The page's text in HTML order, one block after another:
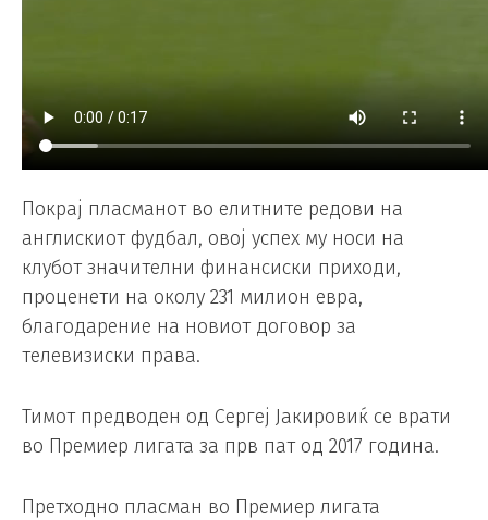
Покрај пласманот во елитните редови на
англискиот фудбал, овој успех му носи на
клубот значителни финансиски приходи,
проценети на околу 231 милион евра,
благодарение на новиот договор за
телевизиски права.
Тимот предводен од Сергеј Јакировиќ се врати
во Премиер лигата за прв пат од 2017 година.
Претходно пласман во Премиер лигата